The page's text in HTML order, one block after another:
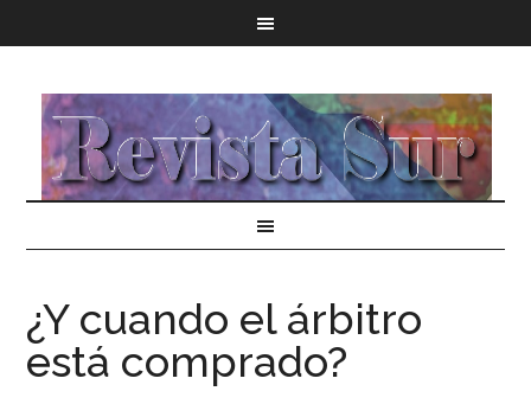
¿Y cuando el árbitro
está comprado?